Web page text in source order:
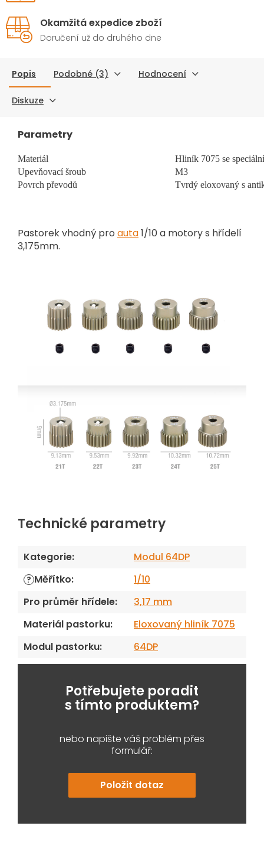
Okamžitá expedice zboží
Doručení už do druhého dne
Popis Podobné (3) Hodnocení
Diskuze
Parametry
Materiál
Hliník 7075 se
Upevňovací šroub
M3
Povrch převodů
Tvrdý eloxovaný s
Pastorek vhodný pro auta1/10 a motory s hřídelí
3,175mm.
Technické parametry
Kategorie: Modul 64DP
? Měřítko:
1/10
Pro průměr hřídele:
3,17 mm
Materiál pastorku:
Eloxovaný hliník 7075
Modul pastorku: 64DP
Potřebujete poradit
s tímto produktem?
nebo napište váš problém přes
formulář:
Položit dotaz